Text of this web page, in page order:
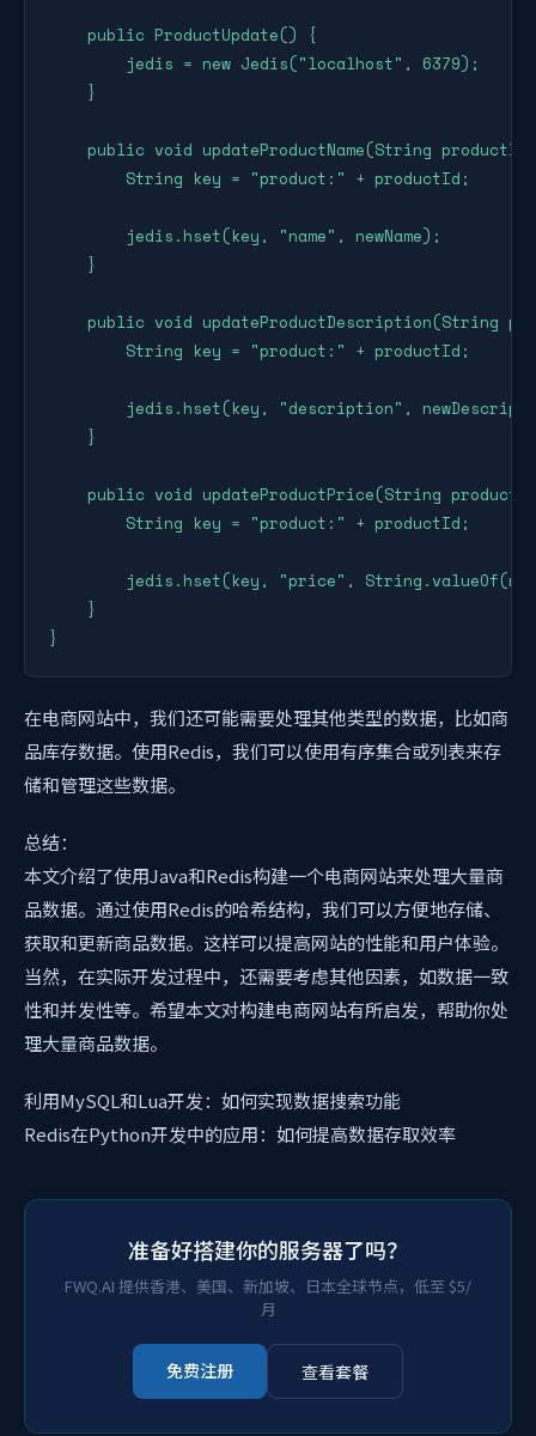
    public ProductUpdate() {
        jedis = new Jedis("localhost", 6379);
    }
public void updateProductName(String
        String key = "product:" + productId;
        jedis.hset(key, "name", newName);
    }
public void updateProductDescription(String
        String key = "product:" + productId;
jedis.hset(key, "description",
    }
public void updateProductPrice(String
        String key = "product:" + productId;
jedis.hset(key, "price",
    }
}
在电商网站中，我们还可能需要处理其他类型的数据，比如商
品库存数据。使用Redis，我们可以使用有序集合或列表来存
储和管理这些数据。
总结：
本文介绍了使用Java和Redis构建一个电商网站来处理大量商
品数据。通过使用Redis的哈希结构，我们可以方便地存储、
获取和更新商品数据。这样可以提高网站的性能和用户体验。
当然，在实际开发过程中，还需要考虑其他因素，如数据一致
性和并发性等。希望本文对构建电商网站有所启发，帮助你处
理大量商品数据。
利用MySQL和Lua开发：如何实现数据搜索功能
Redis在Python开发中的应用：如何提高数据存取效率
准备好搭建你的服务器了吗？
FWQ.AI 提供香港、美国、新加坡、日本全球节点，低至 $5/
月
免费注册 查看套餐